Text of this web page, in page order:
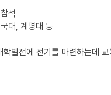
석
대, 계명대 등
발전에 전기를 마련하는데